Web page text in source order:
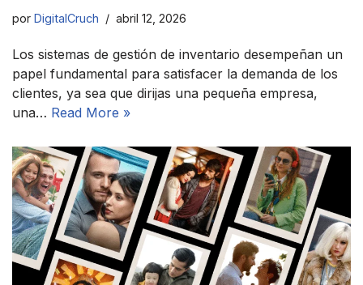
por DigitalCruch abril 12, 2026
Los sistemas de gestión de inventario desempeñan un
papel fundamental para satisfacer la demanda de los
clientes, ya sea que dirijas una pequeña empresa,
una… Read More »